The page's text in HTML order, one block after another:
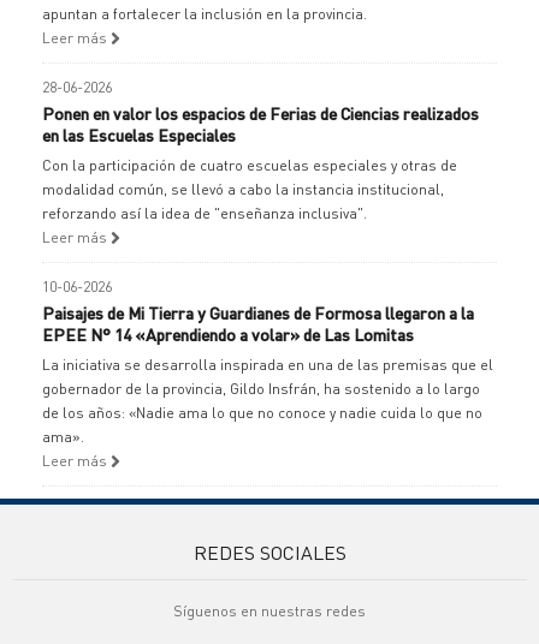
apuntan a fortalecer la inclusión en la provincia.
Leer más
28-06-2026
Ponen en valor los espacios de Ferias de Ciencias realizados
en las Escuelas Especiales
Con la participación de cuatro escuelas especiales y otras de
modalidad común, se llevó a cabo la instancia institucional,
reforzando así la idea de "enseñanza inclusiva".
Leer más
10-06-2026
Paisajes de Mi Tierra y Guardianes de Formosa llegaron a la
EPEE N° 14 «Aprendiendo a volar» de Las Lomitas
La iniciativa se desarrolla inspirada en una de las premisas que el
gobernador de la provincia, Gildo Insfrán, ha sostenido a lo largo
de los años: «Nadie ama lo que no conoce y nadie cuida lo que no
ama».
Leer más
REDES SOCIALES
Síguenos en nuestras redes